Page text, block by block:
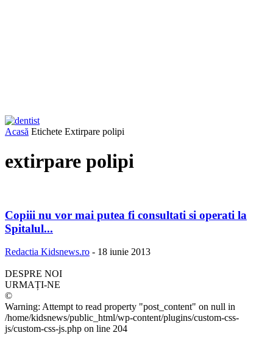
Acasă Etichete Extirpare polipi
extirpare polipi
Copiii nu vor mai putea fi consultati si operati la
Spitalul...
Redactia Kidsnews.ro - 18 iunie 2013
DESPRE NOI
URMAȚI-NE
©
Warning: Attempt to read property "post_content" on null in
/home/kidsnews/public_html/wp-content/plugins/custom-css-
js/custom-css-js.php on line 204